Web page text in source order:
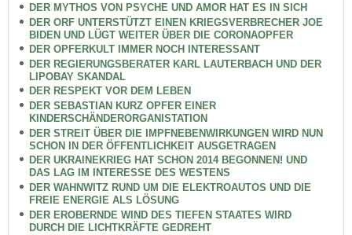
DER MYTHOS VON PSYCHE UND AMOR HAT ES IN SICH
DER ORF UNTERSTÜTZT EINEN KRIEGSVERBRECHER JOE
BIDEN UND LÜGT WEITER ÜBER DIE CORONAOPFER
DER OPFERKULT IMMER NOCH INTERESSANT
DER REGIERUNGSBERATER KARL LAUTERBACH UND DER
LIPOBAY SKANDAL
DER RESPEKT VOR DEM LEBEN
DER SEBASTIAN KURZ OPFER EINER
KINDERSCHÄNDERORGANISTATION
DER STREIT ÜBER DIE IMPFNEBENWIRKUNGEN WIRD NUN
SCHON IN DER ÖFFENTLICHKEIT AUSGETRAGEN
DER UKRAINEKRIEG HAT SCHON 2014 BEGONNEN! UND
DAS LAG IM INTERESSE DES WESTENS
DER WAHNWITZ RUND UM DIE ELEKTROAUTOS UND DIE
FREIE ENERGIE ALS LÖSUNG
DER EROBERNDE WIND DES TIEFEN STAATES WIRD
DURCH DIE LICHTKRÄFTE GEDREHT